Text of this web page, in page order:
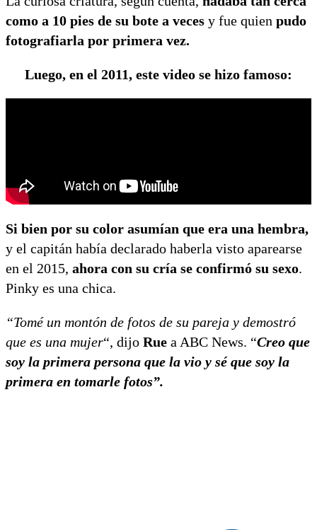
como a 10 pies de su bote a veces y fue quien pudo
fotografiarla por primera vez.
Luego, en el 2011, este video se hizo famoso:
Si bien por su color asumían que era una hembra,
y el capitán había declarado haberla visto aparearse
en el 2015, ahora con su cría se confirmó su sexo.
Pinky es una chica.
“Tomé un montón de fotos de su pareja y demostró
que es una mujer“, dijo Rue a ABC News. “Creo que
soy la primera persona que la vio y sé que soy la
primera en tomarle fotos”.